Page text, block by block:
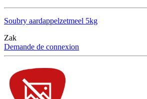
Soubry aardappelzetmeel 5kg
Zak
Demande de connexion